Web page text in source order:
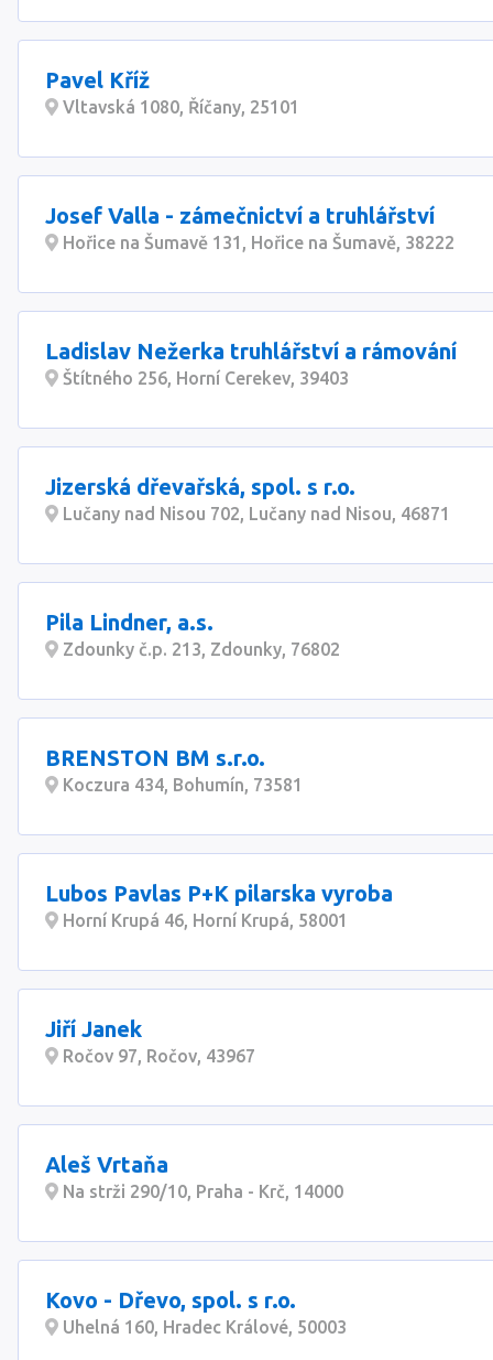
Pavel Kříž
Vltavská 1080, Říčany, 25101
Josef Valla - zámečnictví a truhlářství
Hořice na Šumavě 131, Hořice na Šumavě, 38222
Ladislav Nežerka truhlářství a rámování
Štítného 256, Horní Cerekev, 39403
Jizerská dřevařská, spol. s r.o.
Lučany nad Nisou 702, Lučany nad Nisou, 46871
Pila Lindner, a.s.
Zdounky č.p. 213, Zdounky, 76802
BRENSTON BM s.r.o.
Koczura 434, Bohumín, 73581
Lubos Pavlas P+K pilarska vyroba
Horní Krupá 46, Horní Krupá, 58001
Jiří Janek
Ročov 97, Ročov, 43967
Aleš Vrtaňa
Na strži 290/10, Praha - Krč, 14000
Kovo - Dřevo, spol. s r.o.
Uhelná 160, Hradec Králové, 50003